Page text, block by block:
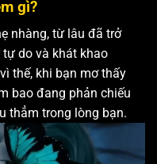
gì?
nhàng, từ lâu đã trở
do và khát khao
thế, khi bạn mơ thấy
bao đang phản chiếu
thẳm trong lòng bạn.